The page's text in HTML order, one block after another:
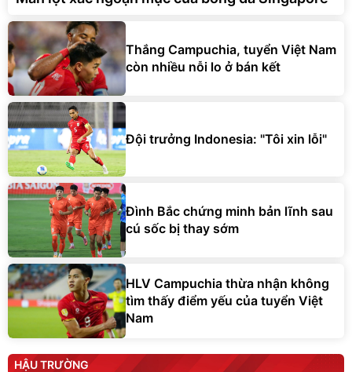
Thắng Campuchia, tuyển Việt Nam
còn nhiều nỗi lo ở bán kết
Đội trưởng Indonesia: "Tôi xin lỗi"
Đình Bắc chứng minh bản lĩnh sau
cú sốc bị thay sớm
HLV Campuchia thừa nhận không
tìm thấy điểm yếu của tuyển Việt
Nam
HẬU TRƯỜNG